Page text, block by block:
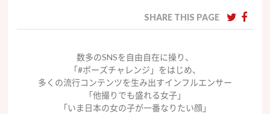
SHARE THIS PAGE
数多のSNSを自由自在に操り、
「#ポーズチャレンジ」をはじめ、
多くの流行コンテンツを生み出すインフルエンサー
「他撮りでも盛れる女子」
「いま日本の女の子が一番なりたい顔」